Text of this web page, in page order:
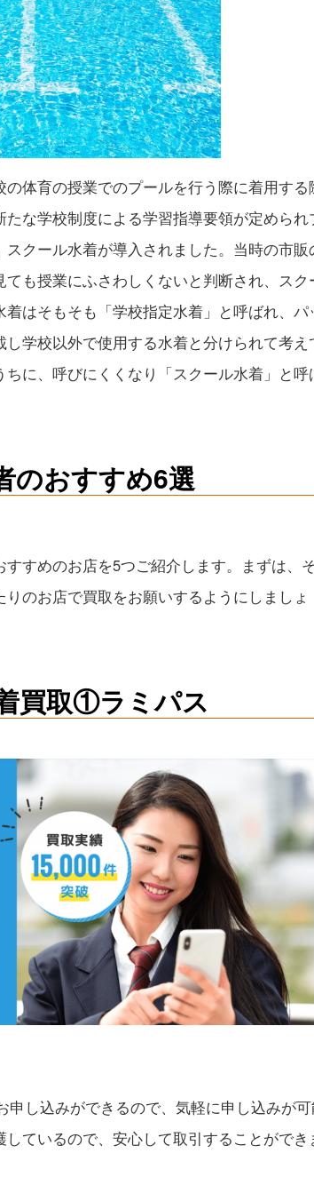
体育の授業でのプールを行う際に着用する
な学校制度による学習指導要領が定められ
クール水着が導入されました。当時の市販
も授業にふさわしくないと判断され、スク
はそもそも「学校指定水着」と呼ばれ、パ
学校以外で使用する水着と分けられて考え
に、呼びにくくなり「スクール水着」と呼
のおすすめ6選
すめのお店を5つご紹介します。まずは、
のお店で買取をお願いするようにしましょ
買取①ラミパス
申し込みができるので、気軽に申し込みが
ているので、安心して取引することができ